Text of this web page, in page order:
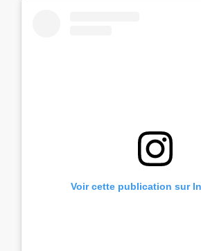
Voir cette publication sur